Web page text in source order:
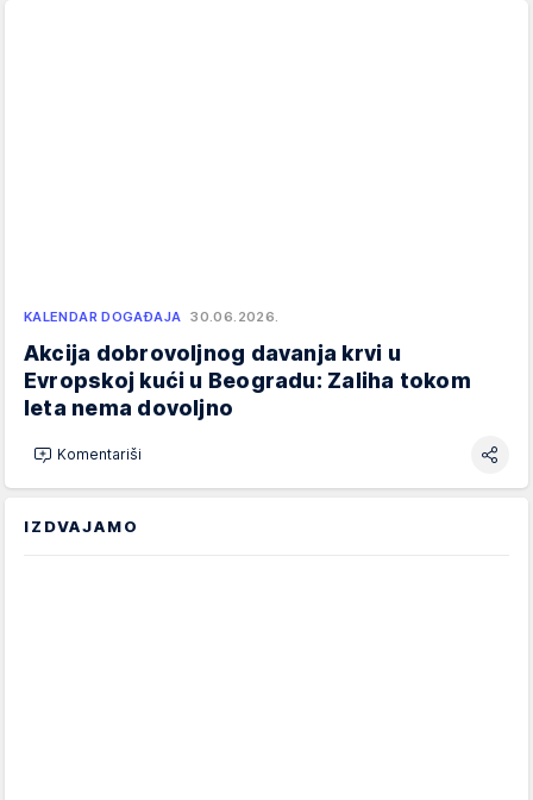
KALENDAR DOGAĐAJA 30.06.2026.
Akcija dobrovoljnog davanja krvi u
Evropskoj kući u Beogradu: Zaliha tokom
leta nema dovoljno
Komentariši
IZDVAJAMO